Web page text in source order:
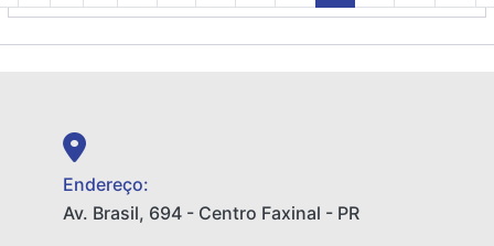
Endereço:
Av. Brasil, 694 - Centro Faxinal - PR